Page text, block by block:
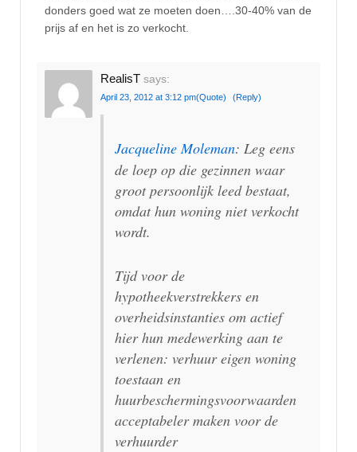
donders goed wat ze moeten doen….30-40% van de
prijs af en het is zo verkocht.
RealisT says:
April 23, 2012 at 3:12 pm(Quote) (Reply)
Jacqueline Moleman: Leg eens
de loep op die gezinnen waar
groot persoonlijk leed bestaat,
omdat hun woning niet verkocht
wordt.
Tijd voor de
hypotheekverstrekkers en
overheidsinstanties om actief
hier hun medewerking aan te
verlenen: verhuur eigen woning
toestaan en
huurbeschermingsvoorwaarden
acceptabeler maken voor de
verhuurder